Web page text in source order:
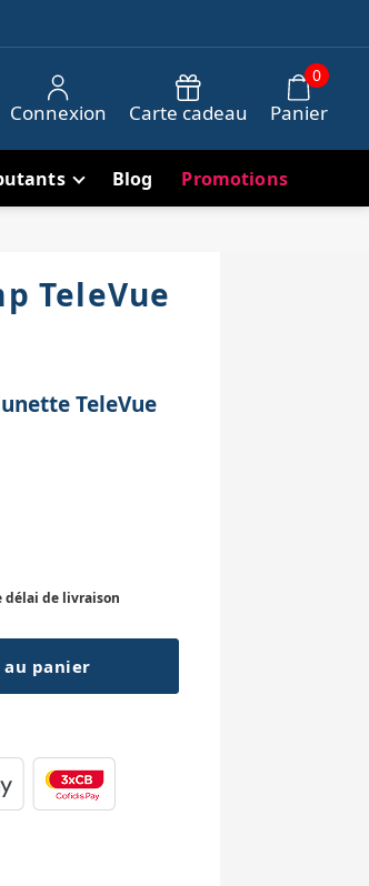
Connexion Carte cadeau Panier
0
Blog Promotions
TeleVue
TeleVue
délai de livraison
panier